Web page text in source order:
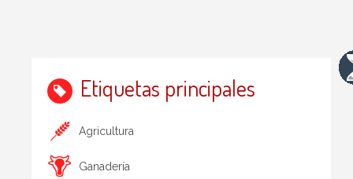
Etiquetas principales
Agricultura
Ganadería